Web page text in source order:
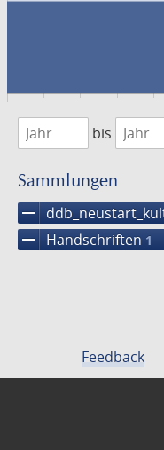
1474
bis
Sammlungen
remove
remove Handschriften 1
Feedback